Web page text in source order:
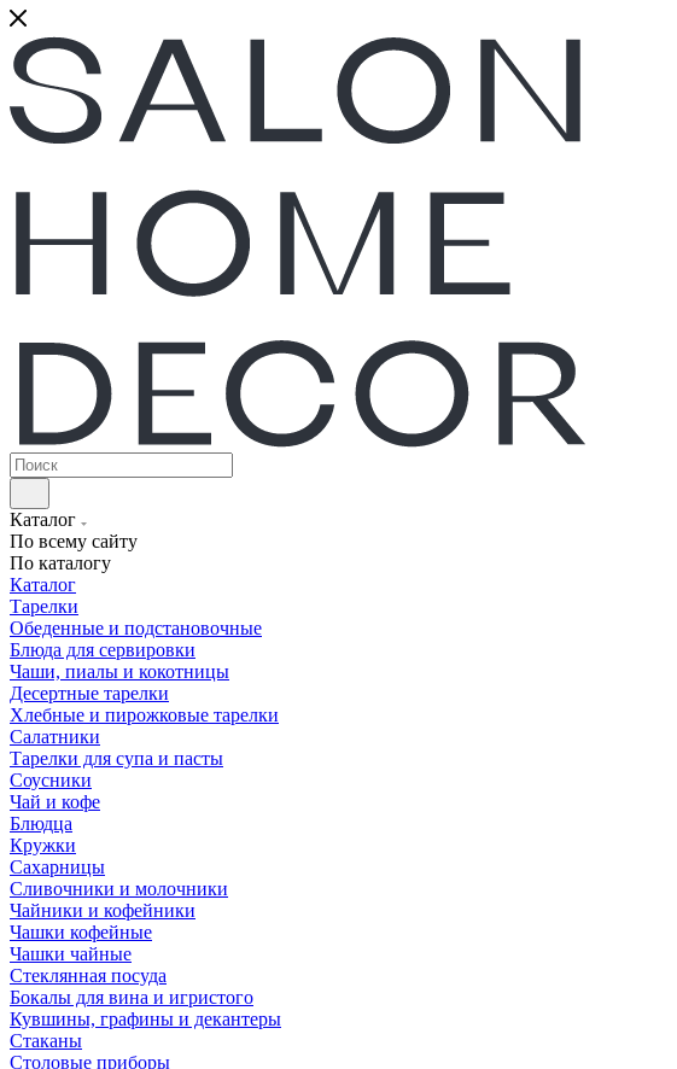
Каталог
По всему сайту
По каталогу
Каталог
Тарелки
Обеденные и подстановочные
Блюда для сервировки
Чаши, пиалы и кокотницы
Десертные тарелки
Хлебные и пирожковые тарелки
Салатники
Тарелки для супа и пасты
Соусники
Чай и кофе
Блюдца
Кружки
Сахарницы
Сливочники и молочники
Чайники и кофейники
Чашки кофейные
Чашки чайные
Стеклянная посуда
Бокалы для вина и игристого
Кувшины, графины и декантеры
Стаканы
Столовые приборы